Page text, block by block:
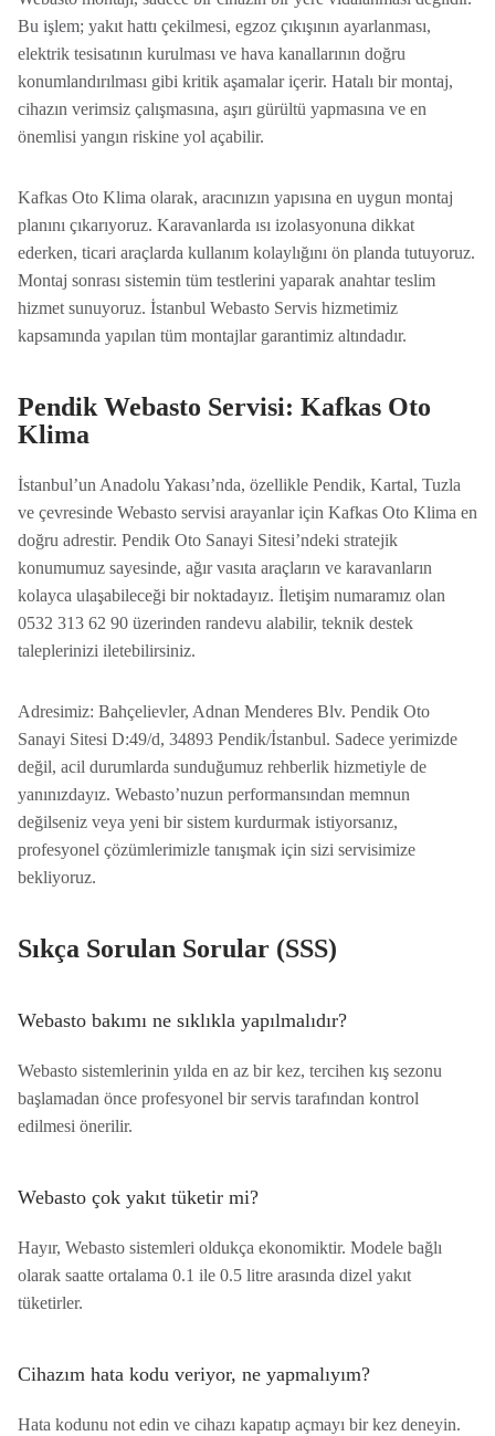
Bu işlem; yakıt hattı çekilmesi, egzoz çıkışının ayarlanması,
elektrik tesisatının kurulması ve hava kanallarının doğru
konumlandırılması gibi kritik aşamalar içerir. Hatalı bir montaj,
cihazın verimsiz çalışmasına, aşırı gürültü yapmasına ve en
önemlisi yangın riskine yol açabilir.
Kafkas Oto Klima olarak, aracınızın yapısına en uygun montaj
planını çıkarıyoruz. Karavanlarda ısı izolasyonuna dikkat
ederken, ticari araçlarda kullanım kolaylığını ön planda tutuyoruz.
Montaj sonrası sistemin tüm testlerini yaparak anahtar teslim
hizmet sunuyoruz. İstanbul Webasto Servis hizmetimiz
kapsamında yapılan tüm montajlar garantimiz altındadır.
Pendik Webasto Servisi: Kafkas Oto
Klima
İstanbul’un Anadolu Yakası’nda, özellikle Pendik, Kartal, Tuzla
ve çevresinde Webasto servisi arayanlar için Kafkas Oto Klima en
doğru adrestir. Pendik Oto Sanayi Sitesi’ndeki stratejik
konumumuz sayesinde, ağır vasıta araçların ve karavanların
kolayca ulaşabileceği bir noktadayız. İletişim numaramız olan
0532 313 62 90 üzerinden randevu alabilir, teknik destek
taleplerinizi iletebilirsiniz.
Adresimiz: Bahçelievler, Adnan Menderes Blv. Pendik Oto
Sanayi Sitesi D:49/d, 34893 Pendik/İstanbul. Sadece yerimizde
değil, acil durumlarda sunduğumuz rehberlik hizmetiyle de
yanınızdayız. Webasto’nuzun performansından memnun
değilseniz veya yeni bir sistem kurdurmak istiyorsanız,
profesyonel çözümlerimizle tanışmak için sizi servisimize
bekliyoruz.
Sıkça Sorulan Sorular (SSS)
Webasto bakımı ne sıklıkla yapılmalıdır?
Webasto sistemlerinin yılda en az bir kez, tercihen kış sezonu
başlamadan önce profesyonel bir servis tarafından kontrol
edilmesi önerilir.
Webasto çok yakıt tüketir mi?
Hayır, Webasto sistemleri oldukça ekonomiktir. Modele bağlı
olarak saatte ortalama 0.1 ile 0.5 litre arasında dizel yakıt
tüketirler.
Cihazım hata kodu veriyor, ne yapmalıyım?
Hata kodunu not edin ve cihazı kapatıp açmayı bir kez deneyin.